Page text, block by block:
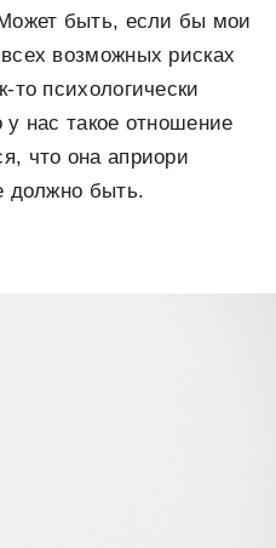
быть, если бы мои
возможных рисках
то психологически
нас такое отношение
что она априори
должно быть.